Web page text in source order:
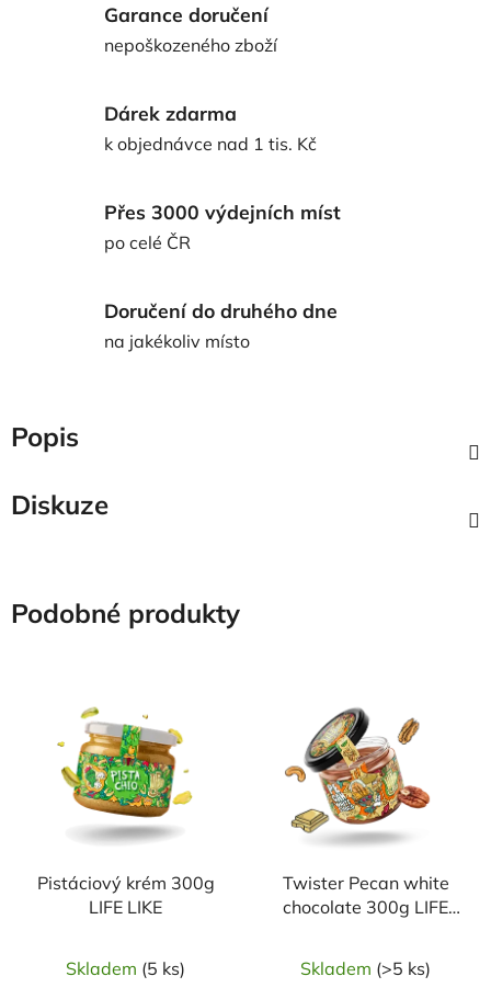
Garance doručení
nepoškozeného zboží
Dárek zdarma
k objednávce nad 1 tis. Kč
Přes 3000 výdejních míst
po celé ČR
Doručení do druhého dne
na jakékoliv místo
Popis
Diskuze
Podobné produkty
Pistáciový krém 300g
LIFE LIKE
Skladem (5 ks)
Twister Pecan white
chocolate 300g LIFE
Skladem (>5 ks)